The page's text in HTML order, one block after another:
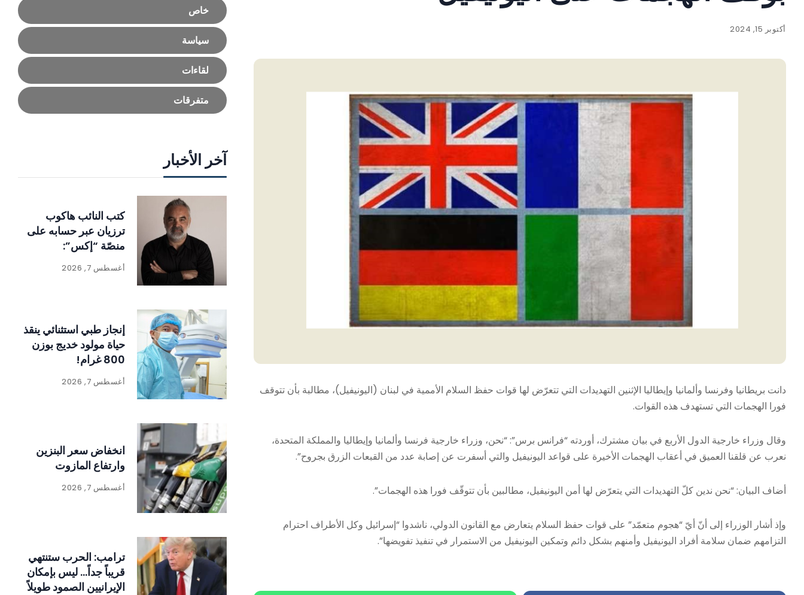
أكتوبر 15, 2024
دانت بريطانيا وفرنسا وألمانيا وإيطاليا الإثنين التهديدات التي تتعرّض لها قوات حفظ السلام الأممية في لبنان (اليونيفيل)، مطالبة بأن تتوقف
فورا الهجمات التي تستهدف هذه القوات.
وقال وزراء خارجية الدول الأربع في بيان مشترك، أوردته “فرانس برس”: “نحن، وزراء خارجية فرنسا وألمانيا وإيطاليا والمملكة المتحدة،
نعرب عن قلقنا العميق في أعقاب الهجمات الأخيرة على قواعد اليونيفيل والتي أسفرت عن إصابة عدد من القبعات الزرق بجروح”.
أضاف البيان: “نحن ندين كلّ التهديدات التي يتعرّض لها أمن اليونيفيل، مطالبين بأن تتوقّف فورا هذه الهجمات”.
وإذ أشار الوزراء إلى أنّ أيّ “هجوم متعمّد” على قوات حفظ السلام يتعارض مع القانون الدولي، ناشدوا “إسرائيل وكل الأطراف احترام
التزامهم ضمان سلامة أفراد اليونيفيل وأمنهم بشكل دائم وتمكين اليونيفيل من الاستمرار في تنفيذ تفويضها”.
خاص
سياسة
لقاءات
متفرقات
آخر الأخبار
كتب النائب هاكوب
ترزيان عبر حسابه على
منصّة “إكس”:
أغسطس 7, 2026
إنجاز طبي استثنائي ينقذ
حياة مولود خديج بوزن
800 غرام!
أغسطس 7, 2026
انخفاض سعر البنزين
وارتفاع المازوت
أغسطس 7, 2026
ترامب: الحرب ستنتهي
قريباً جداً… ليس بإمكان
الإيرانيين الصمود طويلاً